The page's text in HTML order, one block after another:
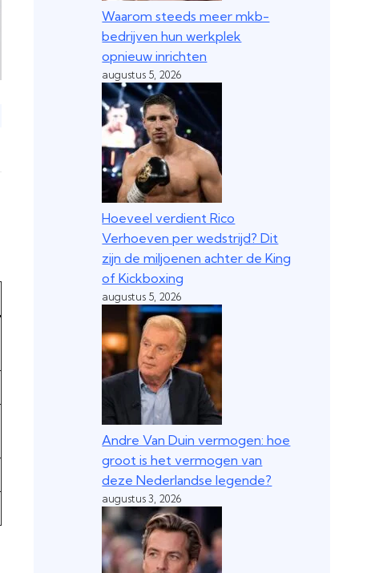
Waarom steeds meer mkb-
bedrijven hun werkplek
opnieuw inrichten
augustus 5, 2026
Hoeveel verdient Rico
Verhoeven per wedstrijd? Dit
zijn de miljoenen achter de King
of Kickboxing
augustus 5, 2026
Andre Van Duin vermogen: hoe
groot is het vermogen van
deze Nederlandse legende?
augustus 3, 2026